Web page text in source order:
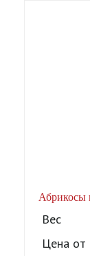
Абрикосы
Вес
Цена от